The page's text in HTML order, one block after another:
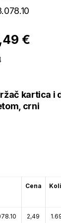
€
kartica i
crni
Cena
2,49